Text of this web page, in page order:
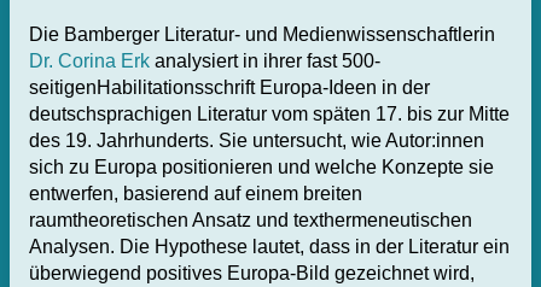
Die Bamberger Literatur- und Medienwissenschaftlerin
Dr. Corina Erk analysiert in ihrer fast 500-
seitigenHabilitationsschrift Europa-Ideen in der
deutschsprachigen Literatur vom späten 17. bis zur Mitte
des 19. Jahrhunderts. Sie untersucht, wie Autor:innen
sich zu Europa positionieren und welche Konzepte sie
entwerfen, basierend auf einem breiten
raumtheoretischen Ansatz und texthermeneutischen
Analysen. Die Hypothese lautet, dass in der Literatur ein
überwiegend positives Europa-Bild gezeichnet wird,